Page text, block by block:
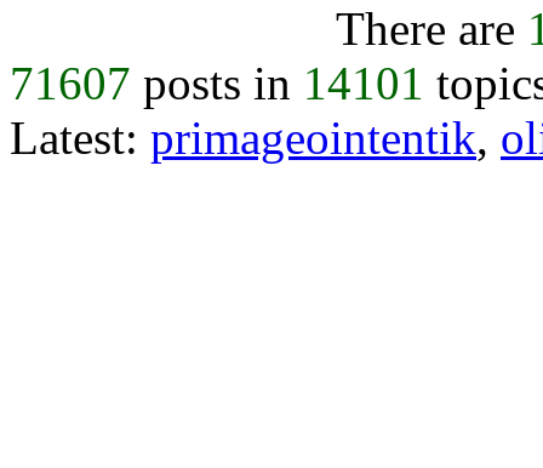
There are
71607 posts in 14101
Latest: primageointentik,